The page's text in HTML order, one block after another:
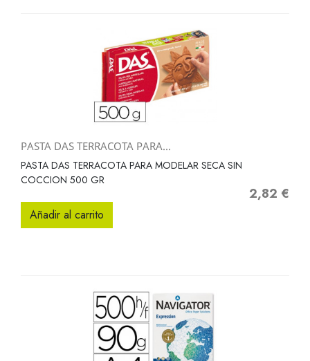
PASTA DAS TERRACOTA PARA...
PASTA DAS TERRACOTA PARA MODELAR SECA SIN
COCCION 500 GR
Precio
2,82 €
Añadir al carrito